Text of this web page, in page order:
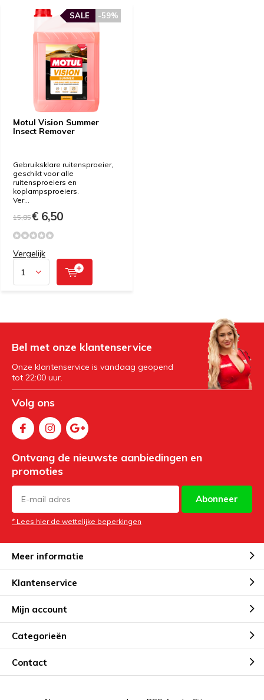
Motul Vision Summer
Insect Remover
-59%
SALE
Gebruiksklare ruitensproeier,
geschikt voor alle
ruitensproeiers en
koplampsproeiers.
Ver...
15,85€ 6,50
Vergelijk
Bel met onze klantenservice
Onze klantenservice is vandaag geopend
tot 22:00 uur.
Volg ons
Ontvang de nieuwste aanbiedingen en
promoties
Abonneer
* Lees hier de wettelijke beperkingen
Meer informatie
Klantenservice
Mijn account
Categorieën
Contact